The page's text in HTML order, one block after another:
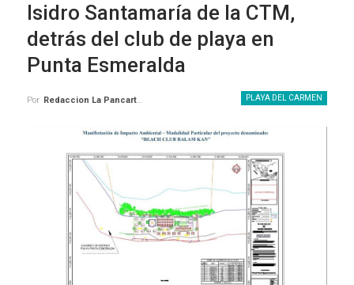
Isidro Santamaría de la CTM,
detrás del club de playa en
Punta Esmeralda
PLAYA DEL CARMEN
Por Redaccion La Pancarta De Quintana Roo